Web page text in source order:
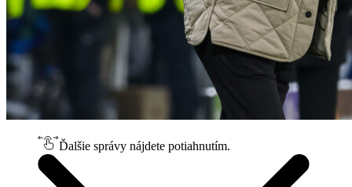
Ďalšie správy nájdete potiahnutím.